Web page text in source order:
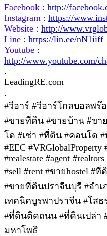
Facebook : http://
Instagram : https://
Website : http://
Line : https://lin.ee/nN1iiff
Youtube :
http://www.youtube.com/
.
LeadingRE.com
.
#วีอาร์ #วีอาร์โกลบอลพร๊
#ขายที่ดิน #ขายบ้าน #ขา
โด #เช่า #ที่ดิน #คอนโด
#EEC #VRGlobalProperty
#realestate #agent
#sell #rent #ขายhostel #
#ขายที่ดินปราจีนบุรี #อำ
เทคนิคบูรพาปราจีน #โสธ
#ที่ดินติดถนน #ที่ดินเปล่า
มหาโพธิ